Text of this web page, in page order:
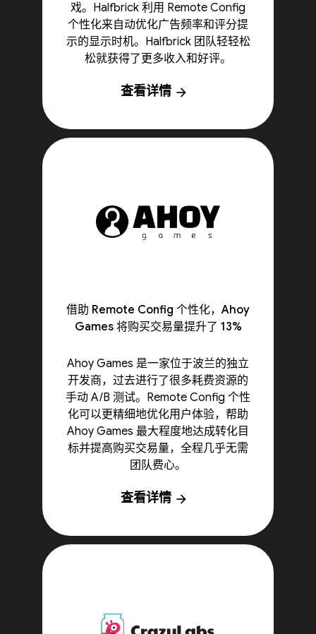
戏。Halfbrick 利用 Remote Config
个性化来自动优化广告频率和评分提
示的显示时机。Halfbrick 团队轻轻松
松就获得了更多收入和好评。
查看详情 arrow_forward
借助 Remote Config 个性化，Ahoy
Games 将购买交易量提升了 13%
Ahoy Games 是一家位于波兰的独立
开发商，过去进行了很多耗费资源的
手动 A/B 测试。Remote Config 个性
化可以更精细地优化用户体验，帮助
Ahoy Games 最大程度地达成转化目
标并提高购买交易量，全程几乎无需
团队费心。
查看详情 arrow_forward